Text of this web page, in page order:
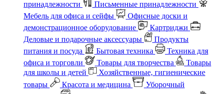
принадлежности
Письменные принадлежности
Мебель для офиса и сейфы
Офисные доски и
демонстрационное оборудование
Картриджи
Деловые и подарочные аксессуары
Продукты
питания и посуда
Бытовая техника
Техника для
офиса и торговли
Товары для творчества
Товары
для школы и детей
Хозяйственные, гигиенические
товары
Красота и медицина
Уборочный